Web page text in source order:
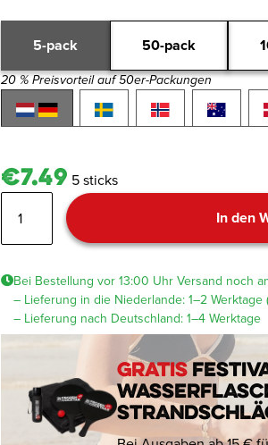
5-pack 50-pack
20 % Preisvorteil auf 50er-Packungen
€7.49 5 sticks
Package
NEW
In den
Bei Bestellung vor 13:00 Uhr Versand noch
– Lieferung in die Niederlande: 1–2 Werktage
– Lieferung nach Deutschland: 1–4 Werktage
Gratis